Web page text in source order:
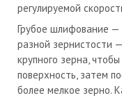
регулируемой
Грубое шлифование —
разной зернистости
крупного зерна,
поверхность, затем
более мелкое зерно.